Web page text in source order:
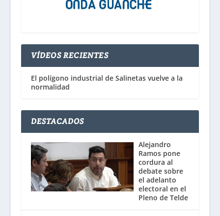
VÍDEOS RECIENTES
El polígono industrial de Salinetas vuelve a la
normalidad
DESTACADOS
Alejandro
Ramos pone
cordura al
debate sobre
el adelanto
electoral en el
Pleno de Telde